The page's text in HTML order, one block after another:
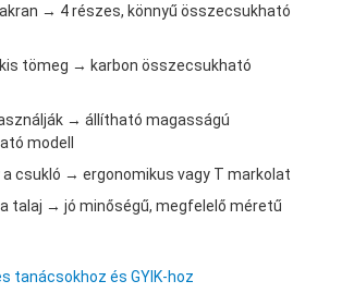
→ 4 részes, könnyű összecsukható
tömeg → karbon összecsukható
→ állítható magasságú
modell
a csukló → ergonomikus vagy T markolat
talaj → jó minőségű, megfelelő méretű
tanácsokhoz és GYIK-hoz